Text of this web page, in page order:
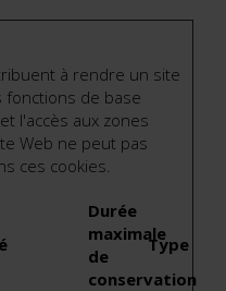
à rendre un site
fonctions de base
l'accès aux zones
Web ne peut pas
ces cookies.
Durée
maximale
de
conservation
Type